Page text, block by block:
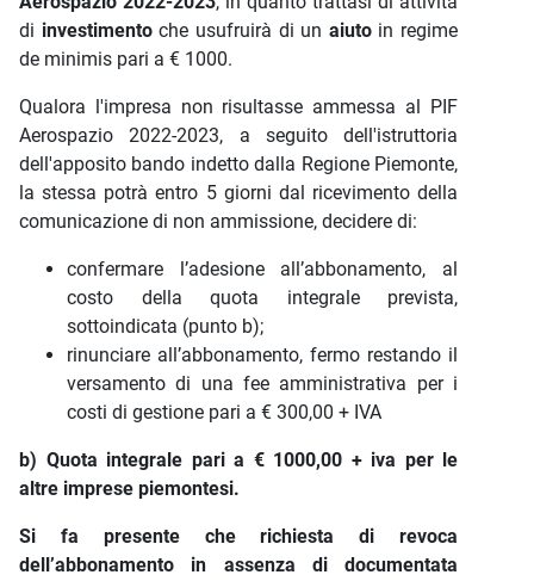
di investimentoche usufruirà di un aiutoin regime
de minimis pari a € 1000.
Qualora l'impresa non risultasse ammessa al PIF
Aerospazio 2022-2023, a seguito dell'istruttoria
dell'apposito bando indetto dalla Regione Piemonte,
la stessa potrà entro 5 giorni dal ricevimento della
comunicazione di non ammissione, decidere di:
confermare l’adesione all’abbonamento, al
costo della quota integrale prevista,
sottoindicata (punto b);
rinunciare all’abbonamento, fermo restando il
versamento di una fee amministrativa per i
costi di gestione pari a € 300,00 + IVA
b) Quota integrale pari a € 1000,00 + iva per le
altre imprese piemontesi.
Si fa presente che richiesta di revoca
dell’abbonamento in assenza di documentata